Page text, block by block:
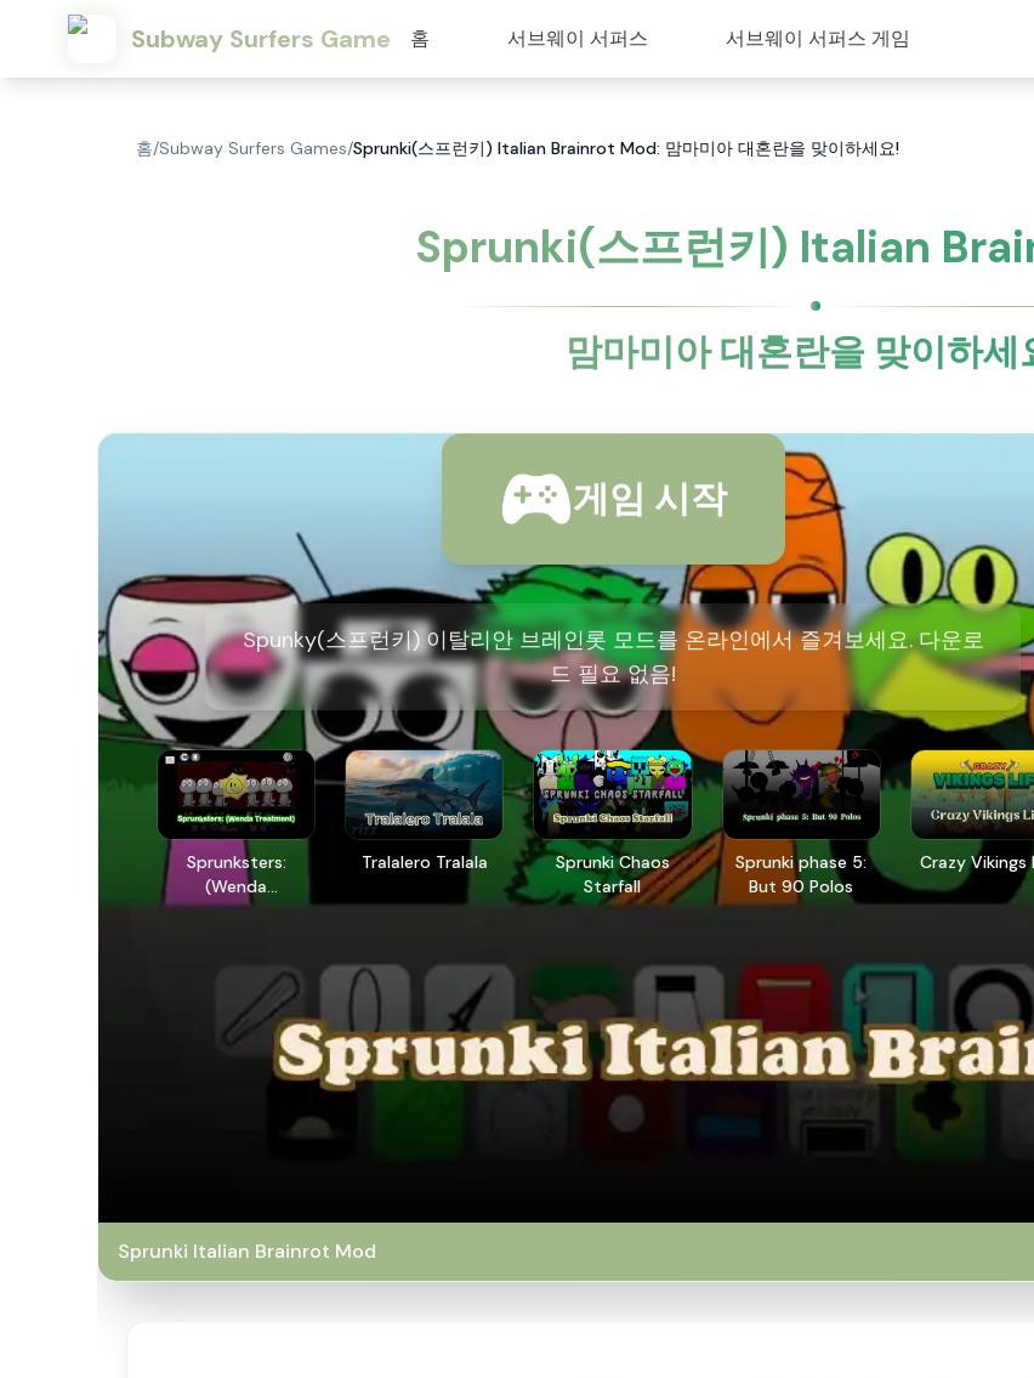
Subway Surfers Game 홈 서브웨이 서퍼스 서브웨이 서퍼스 게임
홈/Subway Surfers Games/Sprunki(스프런키) Italian Brainrot Mod: 맘마미아 대혼란을 맞이하세요!
Sprunki(스프런키) Italian
맘마미아 대혼란을 맞이하세
게임 시작
Spunky(스프런키) 이탈리안 브레인롯 모드를 온라인에서 즐겨보세요. 다운로
드 필요 없음!
Sprunksters:
(Wenda
Treatment)
Tralalero Tralala
Sprunki Chaos
Starfall
Sprunki phase 5:
But 90 Polos
Crazy Vikings
Sprunki Italian Brainrot Mod